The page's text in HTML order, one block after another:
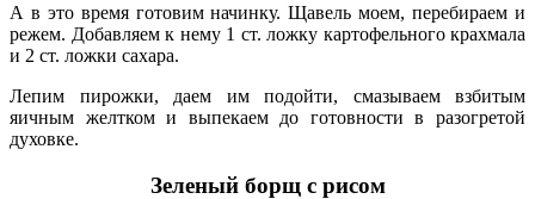
А в это время готовим начинку. Щавель моем, перебираем и
режем. Добавляем к нему 1 ст. ложку картофельного крахмала
и 2 ст. ложки сахара.
Лепим пирожки, даем им подойти, смазываем взбитым
яичным желтком и выпекаем до готовности в разогретой
духовке.
Зеленый борщ с рисом